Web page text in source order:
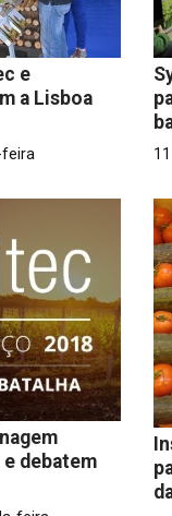
e
a Lisboa
feira
debatem